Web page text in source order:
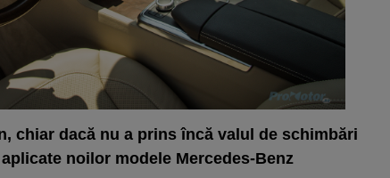
chiar dacă nu a prins încă valul de schimbări
noilor modele Mercedes-Benz